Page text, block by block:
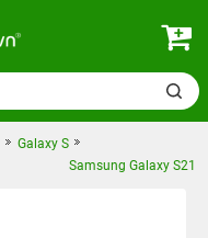
Galaxy S
Samsung Galaxy S21